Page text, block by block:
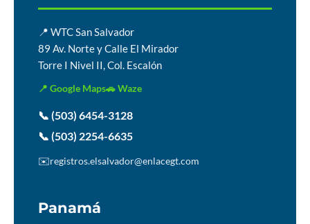
📍 WTC San Salvador
89 Av. Norte y Calle El Mirador
Torre I Nivel II, Col. Escalón
📍 Google Maps🚗 Waze
📞 (503) 6454-3128
📞 (503) 2254-6635
✉️registros.elsalvador@enlacegt.com
Panamá